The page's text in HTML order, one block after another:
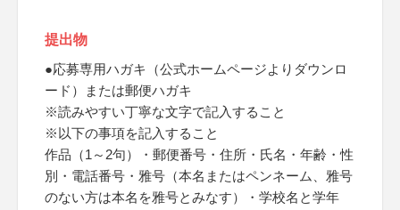
提出物
●応募専用ハガキ（公式ホームページよりダウンロ
ード）または郵便ハガキ
※読みやすい丁寧な文字で記入すること
※以下の事項を記入すること
作品（1～2句）・郵便番号・住所・氏名・年齢・性
別・電話番号・雅号（本名またはペンネーム、雅号
のない方は本名を雅号とみなす）・学校名と学年